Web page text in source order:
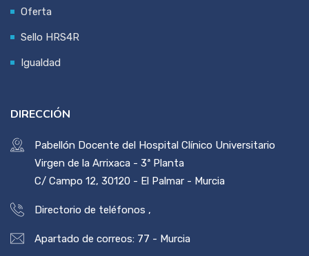
Oferta
Sello HRS4R
Igualdad
DIRECCIÓN
Pabellón Docente del Hospital Clínico Universitario
Virgen de la Arrixaca - 3ª Planta
C/ Campo 12, 30120 - El Palmar - Murcia
Directorio de teléfonos ,
Apartado de correos: 77 - Murcia